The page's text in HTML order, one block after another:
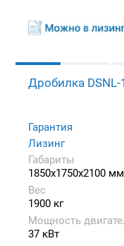
Дробилка DSNL-
Гарантия
Лизинг
Габариты
1850x1750x2100 мм
Вес
1900 кг
Мощность
37 кВт